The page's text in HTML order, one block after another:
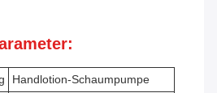
Handlotion-Schaumpumpe